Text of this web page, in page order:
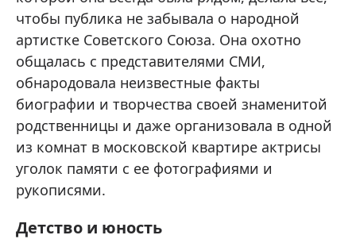
чтобы публика не забывала о народной
артистке Советского Союза. Она охотно
общалась с представителями СМИ,
обнародовала неизвестные факты
биографии и творчества своей знаменитой
родственницы и даже организовала в одной
из комнат в московской квартире актрисы
уголок памяти с ее фотографиями и
рукописями.
Детство и юность